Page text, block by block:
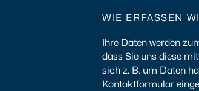
WIE ERFASSEN
Ihre Daten werden
dass Sie uns diese
sich z. B. um Daten
Kontaktformular